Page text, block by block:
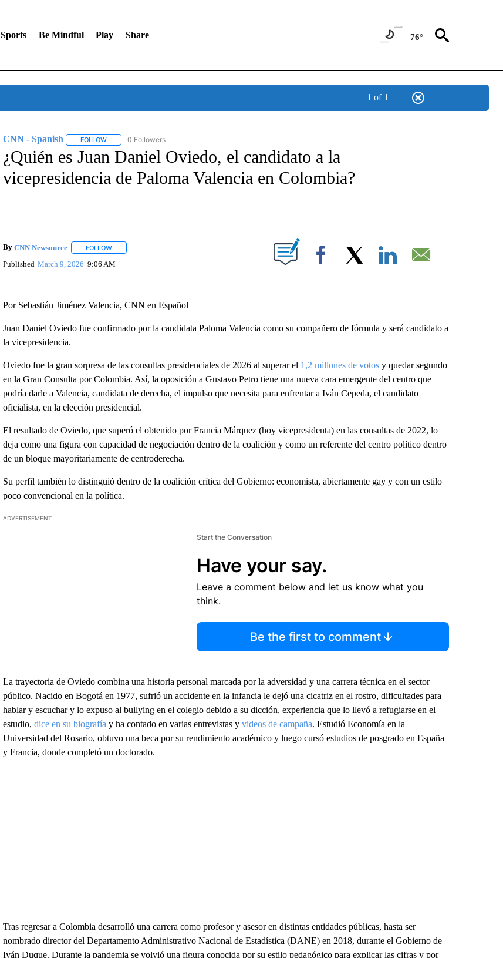
Sports Be Mindful Play Share 76°
1 of 1
CNN - Spanish FOLLOWFOLLOW "CNN - SPANISH" TO RECEIVE NOTIFICATIONS ABOUT NEW PAGES ON "CNN - SPANISH".
0 Followers
¿Quién es Juan Daniel Oviedo, el candidato a la
vicepresidencia de Paloma Valencia en Colombia?
By CNN Newsource FOLLOWFOLLOW "" TO RECEIVE NOTIFICATIONS ABOUT NEW PAGES ON "".
Published March 9, 2026 9:06 AM Facebook
Por Sebastián Jiménez Valencia, CNN en Español
Juan Daniel Oviedo fue confirmado por la candidata Paloma Valencia como su compañero de fórmula y será candidato a
la vicepresidencia.
Oviedo fue la gran sorpresa de las consultas presidenciales de 2026 al superar el 1,2 millones de votos y quedar segundo
en la Gran Consulta por Colombia. Así, la oposición a Gustavo Petro tiene una nueva cara emergente del centro que
podría darle a Valencia, candidata de derecha, el impulso que necesita para enfrentar a Iván Cepeda, el candidato
oficialista, en la elección presidencial.
El resultado de Oviedo, que superó el obtenido por Francia Márquez (hoy vicepresidenta) en las consultas de 2022, lo
deja como una figura con capacidad de negociación dentro de la coalición y como un referente del centro político dentro
de un bloque mayoritariamente de centroderecha.
Su perfil también lo distinguió dentro de la coalición crítica del Gobierno: economista, abiertamente gay y con un estilo
poco convencional en la política.
ADVERTISEMENT
Start the Conversation
Have your say.
Leave a comment below and let us know what you
think.
Be the first to comment
La trayectoria de Oviedo combina una historia personal marcada por la adversidad y una carrera técnica en el sector
público. Nacido en Bogotá en 1977, sufrió un accidente en la infancia le dejó una cicatriz en el rostro, dificultades para
hablar y escuchar y lo expuso al bullying en el colegio debido a su dicción, experiencia que lo llevó a refugiarse en el
estudio, dice en su biografía y ha contado en varias entrevistas yvideos de campaña. Estudió Economía en la
Universidad del Rosario, obtuvo una beca por su rendimiento académico y luego cursó estudios de posgrado en España
y Francia, donde completó un doctorado.
Tras regresar a Colombia desarrolló una carrera como profesor y asesor en distintas entidades públicas, hasta ser
nombrado director del Departamento Administrativo Nacional de Estadística (DANE) en 2018, durante el Gobierno de
Iván Duque. Durante la pandemia se volvió una figura conocida por su estilo pedagógico para explicar las cifras y por